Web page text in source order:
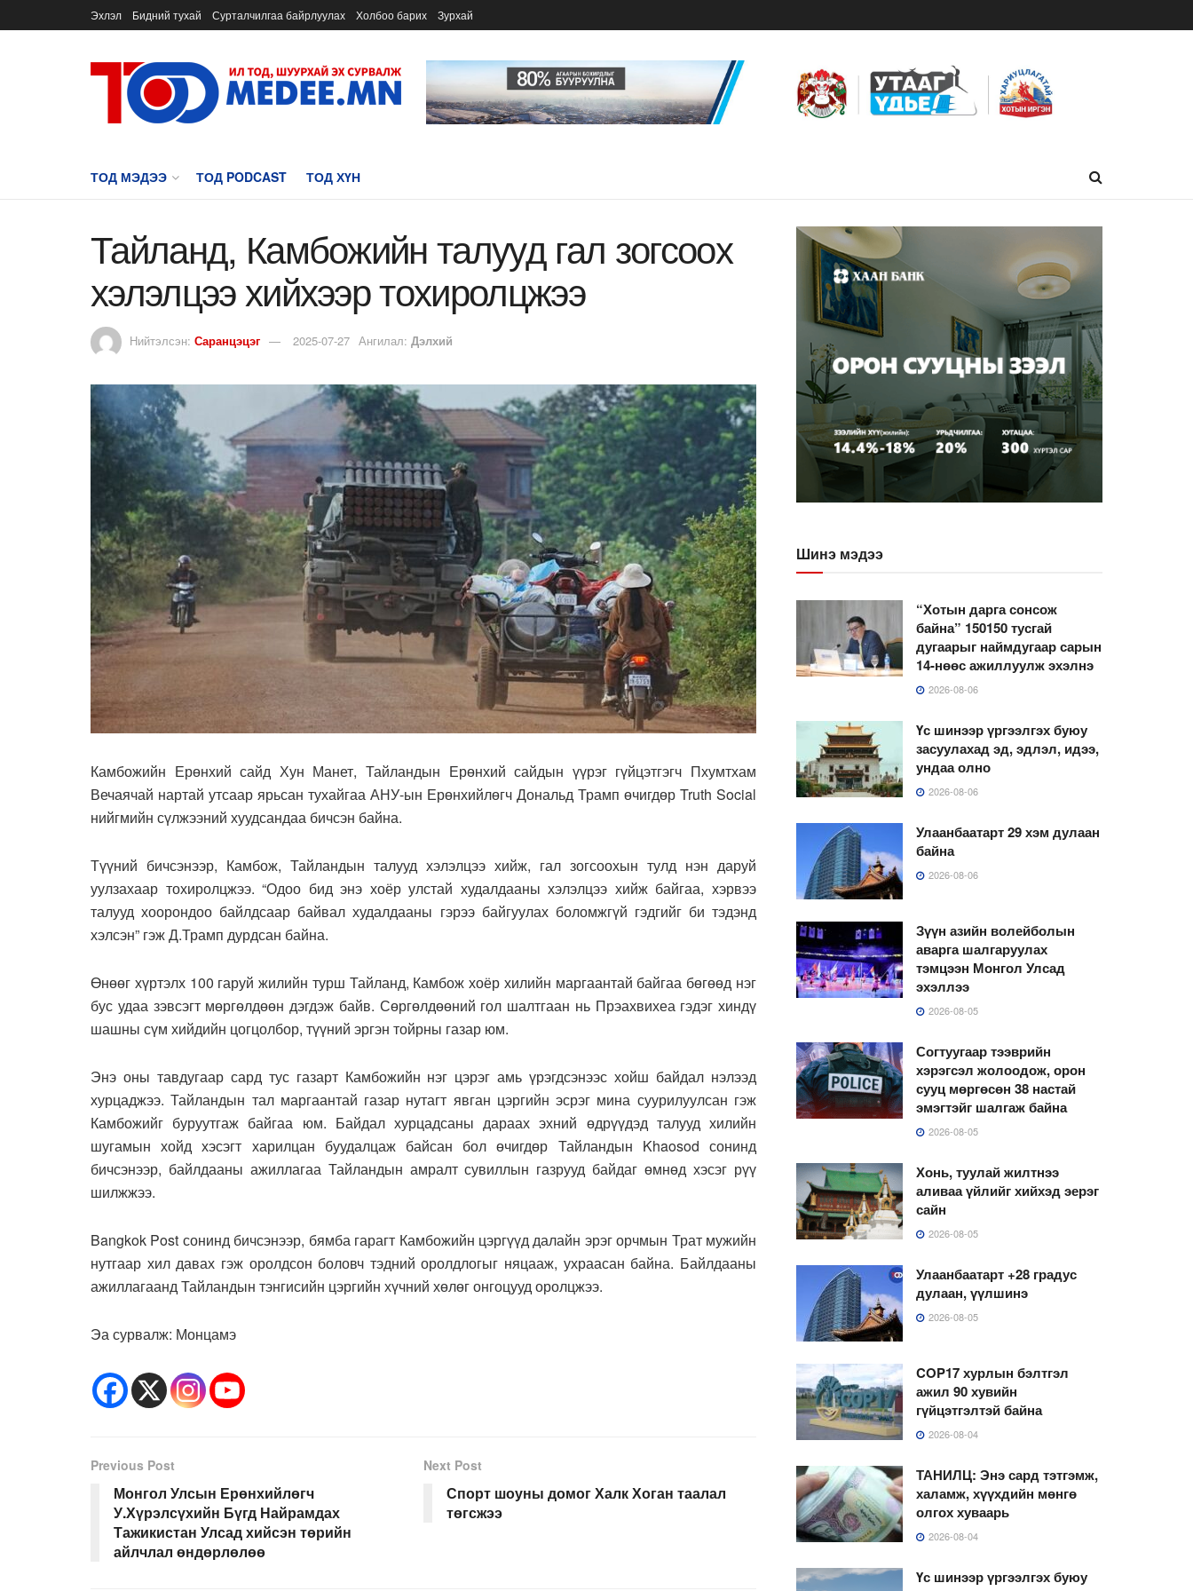
Эхлэл Бидний тухай Сурталчилгаа байрлуулах Холбоо барих Зурхай
ТОД МЭДЭЭ ТОД PODCAST ТОД ХҮН
Тайланд, Камбожийн талууд гал зогсоох
хэлэлцээ хийхээр тохиролцжээ
Нийтэлсэн: Саранцэцэг 2025-07-27 Ангилал: Дэлхий
Камбожийн Ерөнхий сайд Хун Манет, Тайландын Ерөнхий сайдын үүрэг гүйцэтгэгч Пхумтхам
Вечаячай нартай утсаар ярьсан тухайгаа АНУ-ын Ерөнхийлөгч Дональд Трамп өчигдөр Truth Social
нийгмийн сүлжээний хуудсандаа бичсэн байна.
Түүний бичсэнээр, Камбож, Тайландын талууд хэлэлцээ хийж, гал зогсоохын тулд нэн даруй
уулзахаар тохиролцжээ. “Одоо бид энэ хоёр улстай худалдааны хэлэлцээ хийж байгаа, хэрвээ
талууд хоорондоо байлдсаар байвал худалдааны гэрээ байгуулах боломжгүй гэдгийг би тэдэнд
хэлсэн” гэж Д.Трамп дурдсан байна.
Өнөөг хүртэлх 100 гаруй жилийн турш Тайланд, Камбож хоёр хилийн маргаантай байгаа бөгөөд нэг
бус удаа зэвсэгт мөргөлдөөн дэгдэж байв. Сөргөлдөөний гол шалтгаан нь Прэахвихеа гэдэг хиндү
шашны сүм хийдийн цогцолбор, түүний эргэн тойрны газар юм.
Энэ оны тавдугаар сард тус газарт Камбожийн нэг цэрэг амь үрэгдсэнээс хойш байдал нэлээд
хурцаджээ. Тайландын тал маргаантай газар нутагт явган цэргийн эсрэг мина суурилуулсан гэж
Камбожийг буруутгаж байгаа юм. Байдал хурцадсаны дараах эхний өдрүүдэд талууд хилийн
шугамын хойд хэсэгт харилцан буудалцаж байсан бол өчигдөр Тайландын Khaosod сонинд
бичсэнээр, байлдааны ажиллагаа Тайландын амралт сувиллын газрууд байдаг өмнөд хэсэг рүү
шилжжээ.
Bangkok Post сонинд бичсэнээр, бямба гарагт Камбожийн цэргүүд далайн эрэг орчмын Трат мужийн
нутгаар хил давах гэж оролдсон боловч тэдний оролдлогыг няцааж, ухраасан байна. Байлдааны
ажиллагаанд Тайландын тэнгисийн цэргийн хүчний хөлөг онгоцууд оролцжээ.
Эа сурвалж: Монцамэ
Previous Post
Монгол Улсын Ерөнхийлөгч
У.Хүрэлсүхийн Бүгд Найрамдах
Тажикистан Улсад хийсэн төрийн
айлчлал өндөрлөлөө
Next Post
Спорт шоуны домог Халк Хоган таалал
төгсжээ
Шинэ мэдээ
“Хотын дарга сонсож
байна” 150150 тусгай
дугаарыг наймдугаар сарын
14-нөөс ажиллуулж эхэлнэ
2026-08-06
Үс шинээр үргээлгэх буюу
засуулахад эд, эдлэл, идээ,
ундаа олно
2026-08-06
Улаанбаатарт 29 хэм дулаан
байна
2026-08-06
Зүүн азийн волейболын
аварга шалгаруулах
тэмцээн Монгол Улсад
эхэллээ
2026-08-05
Согтуугаар тээврийн
хэрэгсэл жолоодож, орон
сууц мөргөсөн 38 настай
эмэгтэйг шалгаж байна
2026-08-05
Хонь, туулай жилтнээ
аливаа үйлийг хийхэд эерэг
сайн
2026-08-05
Улаанбаатарт +28 градус
дулаан, үүлшинэ
2026-08-05
COP17 хурлын бэлтгэл
ажил 90 хувийн
гүйцэтгэлтэй байна
2026-08-04
ТАНИЛЦ: Энэ сард тэтгэмж,
халамж, хүүхдийн мөнгө
олгох хуваарь
2026-08-04
Үс шинээр үргээлгэх буюу